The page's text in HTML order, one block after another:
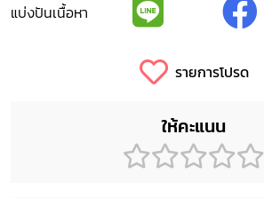
แบ่งปันเนื้อหา
รายการโปรด
ให้คะแนน